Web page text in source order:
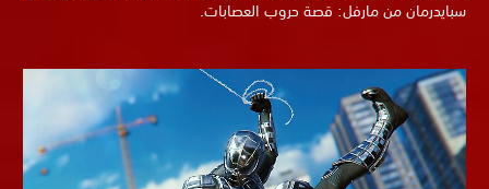
سبايدرمان من مارفل: قصة حروب العصابات.